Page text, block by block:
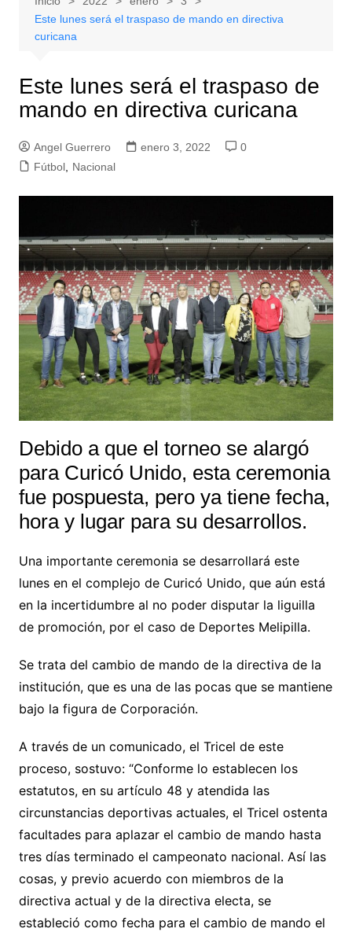
Este lunes será el traspaso de mando en directiva
curicana
Este lunes será el traspaso de
mando en directiva curicana
Angel Guerrero enero 3, 2022
0
Fútbol, Nacional
Debido a que el torneo se alargó
para Curicó Unido, esta ceremonia
fue pospuesta, pero ya tiene fecha,
hora y lugar para su desarrollos.
Una importante ceremonia se desarrollará este
lunes en el complejo de Curicó Unido, que aún está
en la incertidumbre al no poder disputar la liguilla
de promoción, por el caso de Deportes Melipilla.
Se trata del cambio de mando de la directiva de la
institución, que es una de las pocas que se mantiene
bajo la figura de Corporación.
A través de un comunicado, el Tricel de este
proceso, sostuvo: “Conforme lo establecen los
estatutos, en su artículo 48 y atendida las
circunstancias deportivas actuales, el Tricel ostenta
facultades para aplazar el cambio de mando hasta
tres días terminado el campeonato nacional. Así las
cosas, y previo acuerdo con miembros de la
directiva actual y de la directiva electa, se
estableció como fecha para el cambio de mando el